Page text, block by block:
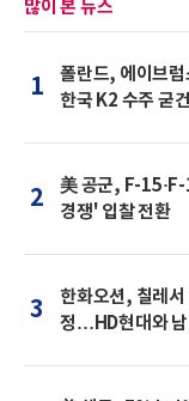
많이 본 뉴스
1
폴란드, 에이브
한국 K2 수주 굳건
2
美 공군, F-
경쟁' 입찰 전환
3
한화오션, 칠레서
정…HD현대와 남